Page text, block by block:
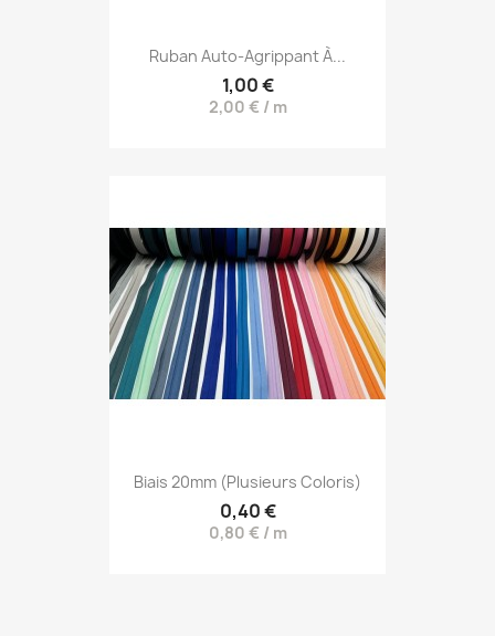
Ruban Auto-Agrippant À...
1,00 €
2,00 € / m
Biais 20mm (plusieurs Coloris)
0,40 €
0,80 € / m